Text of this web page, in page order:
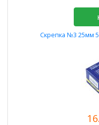
Скрепка №3 25мм